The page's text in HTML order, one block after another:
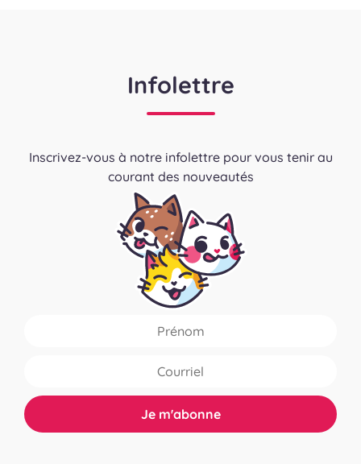
Infolettre
Inscrivez-vous à notre infolettre pour vous tenir au
courant des nouveautés